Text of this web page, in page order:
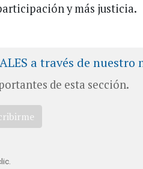
y más justicia.
a través de nuestro
de esta sección.